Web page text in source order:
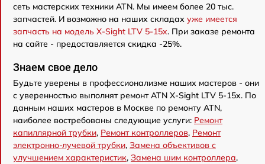
сеть мастерских техники ATN. Мы имеем более 20 тыс.
запчастей. И возможно на наших складах уже имеется
запчасть на модель X-Sight LTV 5-15x. При заказе ремонта
на сайте - предоставляется скидка -25%.
Знаем свое дело
Будьте уверены в профессионализме наших мастеров - они
с уверенностью выполнят ремонт ATN X-Sight LTV 5-15x. По
данным наших мастеров в Москве по ремонту ATN,
наиболее востребованы следующие услуги: Ремонт
капиллярной трубки, Ремонт контроллеров, Ремонт
электронно-лучевой трубки, Замена объективов с
улучшением характеристик, Замена шим контроллера,